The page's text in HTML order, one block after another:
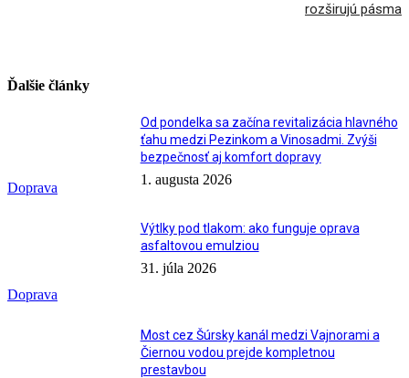
rozširujú pásma
Ďalšie články
Doprava
Od pondelka sa začína revitalizácia hlavného
ťahu medzi Pezinkom a Vinosadmi. Zvýši
bezpečnosť aj komfort dopravy
1. augusta 2026
Doprava
Výtlky pod tlakom: ako funguje oprava
asfaltovou emulziou
31. júla 2026
Most cez Šúrsky kanál medzi Vajnorami a
Čiernou vodou prejde kompletnou
prestavbou